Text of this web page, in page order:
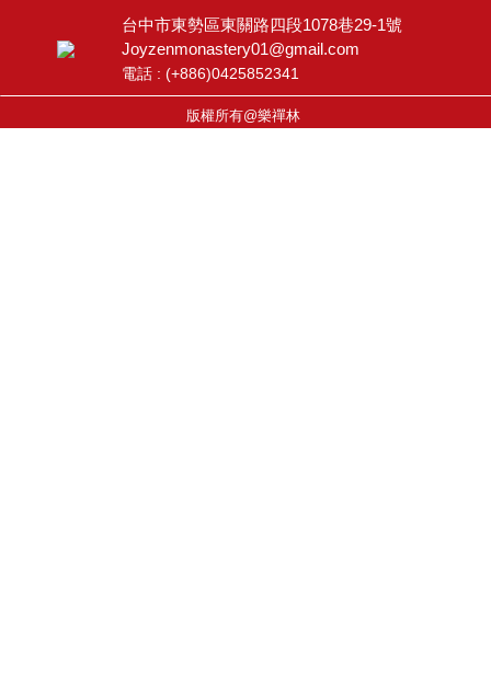
台中市東勢區東關路四段1078巷29-1號
Joyzenmonastery01@gmail.com
電話 : (+886)0425852341
版權所有@樂禪林